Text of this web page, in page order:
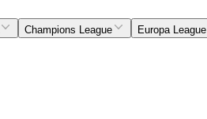
Champions League Europa League